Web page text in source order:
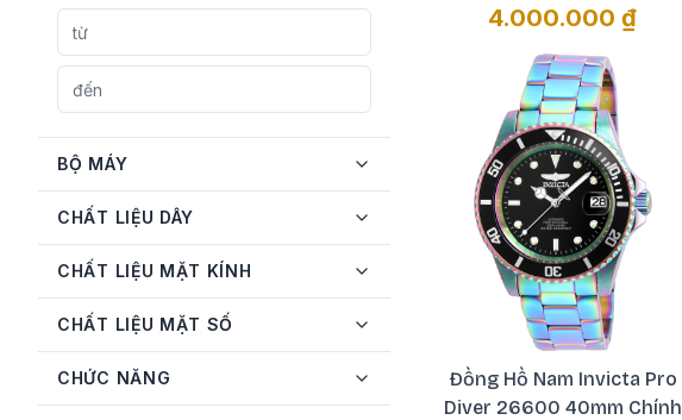
Frederique Constant 5
Gucci 1
Guess
Invicta 72
JBW
Longines
MATHEY-TISSOT
BỘ MÁY
CHẤT LIỆU DÂY
CHẤT LIỆU MẶT KÍNH
CHẤT LIỆU MẶT SỐ
CHỨC NĂNG
4.000.000 ₫
Đồng Hồ Nam Invicta Pro
Diver 26600 40mm Chính